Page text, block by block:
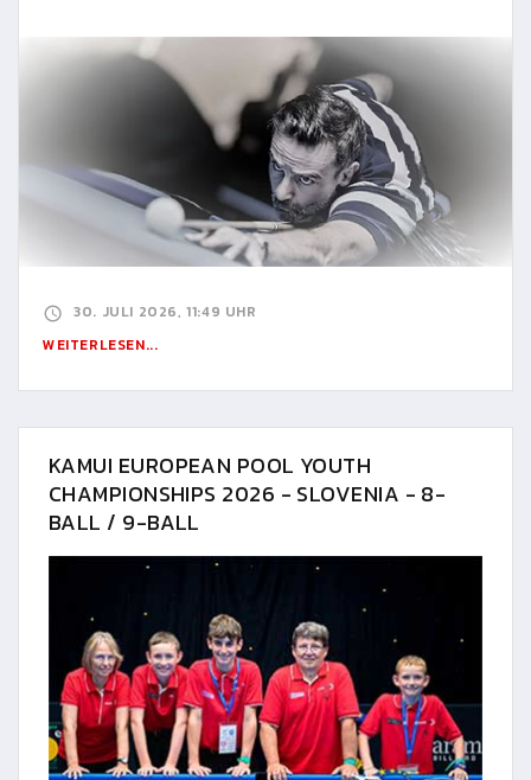
30. JULI 2026, 11:49 UHR
WEITERLESEN...
KAMUI EUROPEAN POOL YOUTH
CHAMPIONSHIPS 2026 - SLOVENIA - 8-
BALL / 9-BALL